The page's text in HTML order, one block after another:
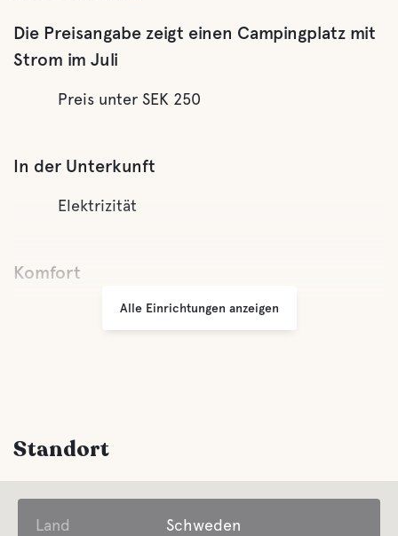
Die Preisangabe zeigt einen Campingplatz mit
Strom im Juli
Preis unter SEK 250
In der Unterkunft
Elektrizität
Komfort
Latrine Entleerung
Alle Einrichtungen anzeigen
Standort
Land
Schweden